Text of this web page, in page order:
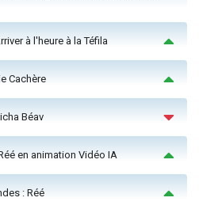
à l'heure à la Téfila
Cachère
Béav
en animation Vidéo IA
: Réé